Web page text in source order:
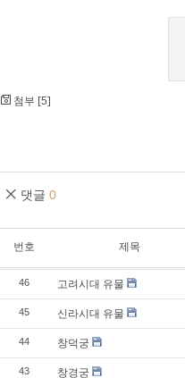
첨부 [5]
댓글 0
번호 제목
46 고려시대 유물
45 신라시대 유물
44 창덕궁
43 창경궁